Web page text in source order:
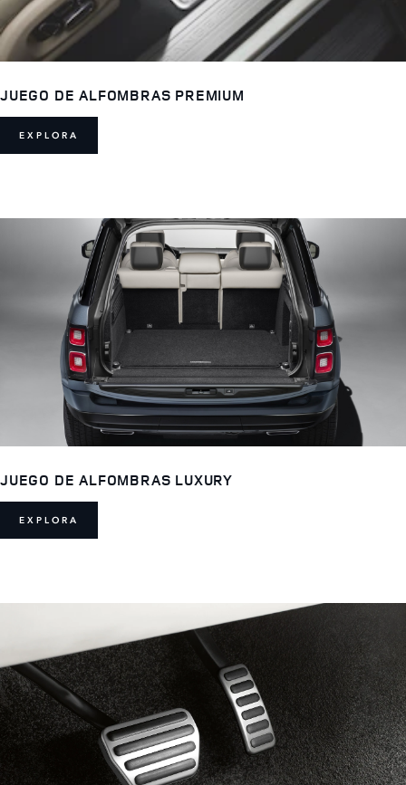
JUEGO DE ALFOMBRAS PREMIUM
EXPLORA
JUEGO DE ALFOMBRAS LUXURY
EXPLORA